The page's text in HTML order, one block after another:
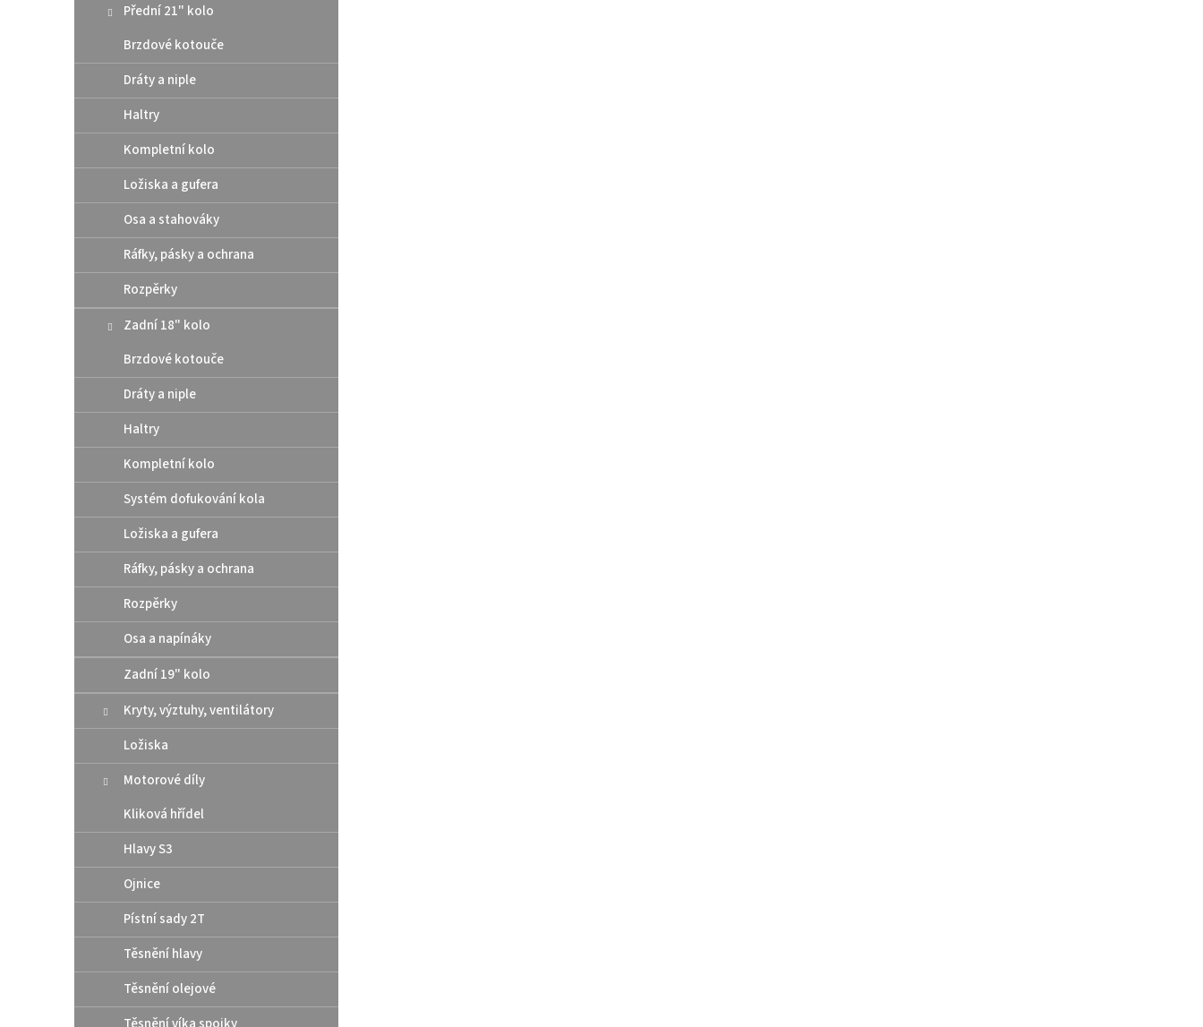
Přední 21" kolo
Brzdové kotouče
Dráty a niple
Haltry
Kompletní kolo
Ložiska a gufera
Osa a stahováky
Ráfky, pásky a ochrana
Rozpěrky
Zadní 18" kolo
Brzdové kotouče
Dráty a niple
Haltry
Kompletní kolo
Systém dofukování kola
Ložiska a gufera
Ráfky, pásky a ochrana
Rozpěrky
Osa a napínáky
Zadní 19" kolo
Kryty, výztuhy, ventilátory
Ložiska
Motorové díly
Kliková hřídel
Hlavy S3
Ojnice
Pístní sady 2T
Těsnění hlavy
Těsnění olejové